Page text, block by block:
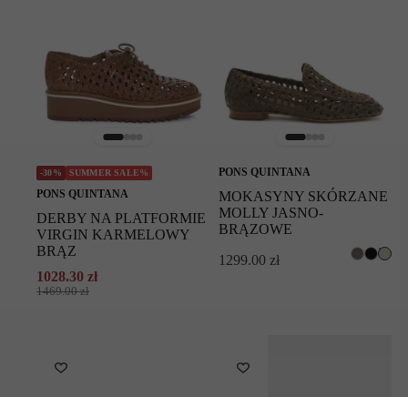
-30% SUMMER SALE%
PONS QUINTANA
DERBY NA PLATFORMIE
VIRGIN KARMELOWY
BRĄZ
1469.00zł
Pierwotna
1028.30 zł
Aktualna
PONS QUINTANA
MOKASYNY SKÓRZANE
MOLLY JASNO-
BRĄZOWE
1299.00 zł